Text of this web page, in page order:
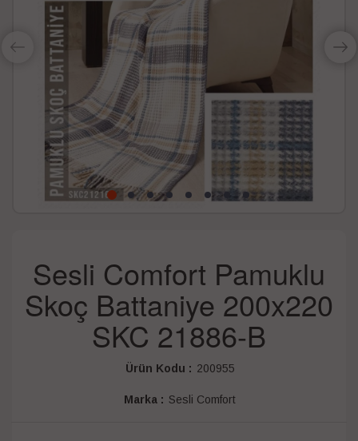
Sesli Comfort Pamuklu
Skoç Battaniye 200x220
SKC 21886-B
Ürün Kodu : 200955
Marka : Sesli Comfort